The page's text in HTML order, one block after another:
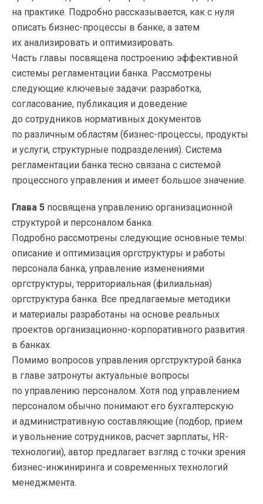
на практике. Подробно рассказывается, как с нуля
описать бизнес-процессы в банке, а затем
их анализировать и оптимизировать.
Часть главы посвящена построению эффективной
системы регламентации банка. Рассмотрены
следующие ключевые задачи: разработка,
согласование, публикация и доведение
до сотрудников нормативных документов
по различным областям (бизнес-процессы, продукты
и услуги, структурные подразделения). Система
регламентации банка тесно связана с системой
процессного управления и имеет большое значение.
Глава 5 посвящена управлению организационной
структурой и персоналом банка.
Подробно рассмотрены следующие основные темы:
описание и оптимизация оргструктуры и работы
персонала банка, управление изменениями
оргструктуры, территориальная (филиальная)
оргструктура банка. Все предлагаемые методики
и материалы разработаны на основе реальных
проектов организационно-корпоративного развития
в банках.
Помимо вопросов управления оргструктурой банка
в главе затронуты актуальные вопросы
по управлению персоналом. Хотя под управлением
персоналом обычно понимают его бухгалтерскую
и административную составляющие (подбор, прием
и увольнение сотрудников, расчет зарплаты, HR-
технологии), автор предлагает взгляд с точки зрения
бизнес-инжиниринга и современных технологий
менеджмента.